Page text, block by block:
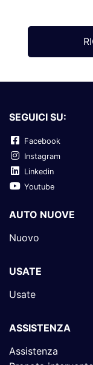
SEGUICI SU:
Facebook
Instagram
Linkedin
Youtube
AUTO NUOVE
Nuovo
USATE
Usate
ASSISTENZA
Assistenza